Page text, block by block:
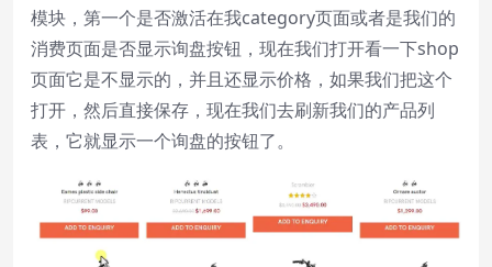
模块，第一个是否激活在我category页面或者是我们的
消费页面是否显示询盘按钮，现在我们打开看一下shop
页面它是不显示的，并且还显示价格，如果我们把这个
打开，然后直接保存，现在我们去刷新我们的产品列
表，它就显示一个询盘的按钮了。